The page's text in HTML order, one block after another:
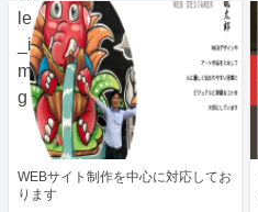
WEBサイト制作を中心に対応してお
ります